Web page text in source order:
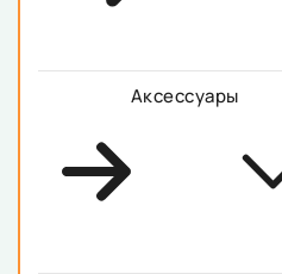
Аксессуары